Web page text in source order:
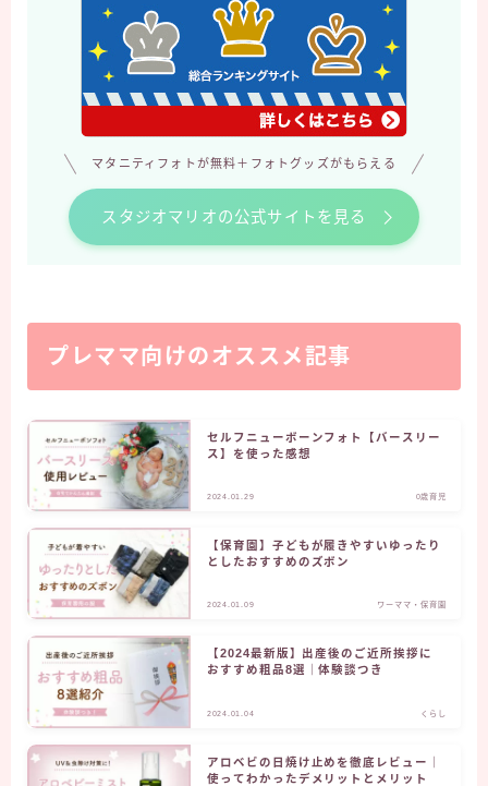
マタニティフォトが無料＋フォトグッズがもらえる
スタジオマリオの公式サイトを見る
プレママ向けのオススメ記事
セルフニューボーンフォト【バースリー
ス】を使った感想
2024.01.29 0歳育児
【保育園】子どもが履きやすいゆったり
としたおすすめのズボン
2024.01.09 ワーママ・保育園
【2024最新版】出産後のご近所挨拶に
おすすめ粗品8選｜体験談つき
2024.01.04 くらし
アロベビの日焼け止めを徹底レビュー｜
使ってわかったデメリットとメリット